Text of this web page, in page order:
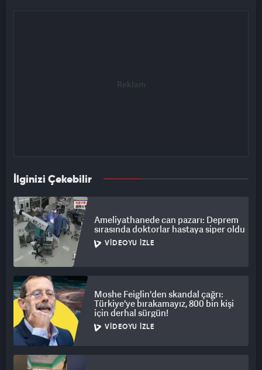
İlginizi Çekebilir
Ameliyathanede can pazarı: Deprem
sırasında doktorlar hastaya siper oldu
VIDEOYU İZLE
Moshe Feiglin'den skandal çağrı:
Türkiye'ye bırakamayız, 800 bin kişi
için derhal sürgün!
VIDEOYU İZLE